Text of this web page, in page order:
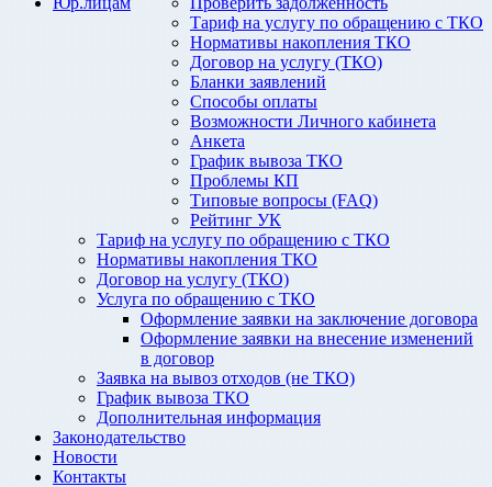
Тариф на услугу по обращению с ТКО
Нормативы накопления ТКО
Договор на услугу (ТКО)
Бланки заявлений
Способы оплаты
Возможности Личного кабинета
Анкета
График вывоза ТКО
Проблемы КП
Типовые вопросы (FAQ)
Рейтинг УК
Тариф на услугу по обращению с ТКО
Нормативы накопления ТКО
Договор на услугу (ТКО)
Услуга по обращению с ТКО
Оформление заявки на заключение договора
Оформление заявки на внесение изменений
в договор
Заявка на вывоз отходов (не ТКО)
График вывоза ТКО
Дополнительная информация
Законодательство
Новости
Контакты